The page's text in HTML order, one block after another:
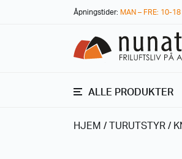
Åpningstider: MAN – FRE: 10-18
ALLE PRODUKTER
HJEM / TURUTSTYR /